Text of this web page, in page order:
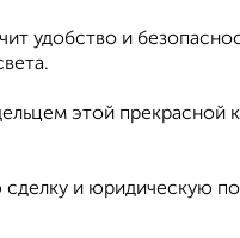
удобство и
этой прекрасной
сделку и юридическую